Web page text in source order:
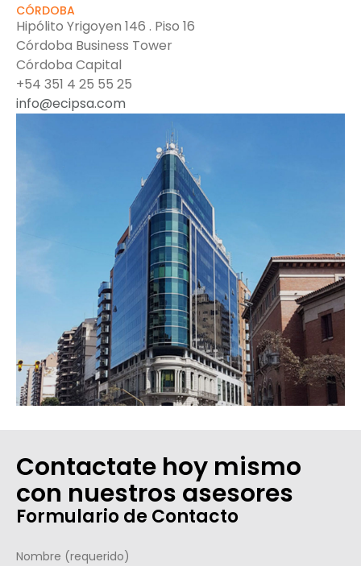
CÓRDOBA
Hipólito Yrigoyen 146 . Piso 16
Córdoba Business Tower
Córdoba Capital
+54 351 4 25 55 25
info@ecipsa.com
Contactate hoy mismo
con nuestros asesores
Formulario de Contacto
Nombre (requerido)